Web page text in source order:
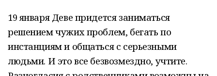
19 января Деве придется заниматься
решением чужих проблем, бегать по
инстанциям и общаться с серьезными
людьми. И это все безвозмездно, учтите.